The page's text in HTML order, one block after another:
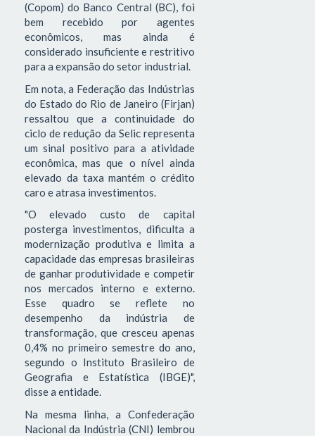
(Copom) do Banco Central (BC), foi
bem recebido por agentes
econômicos, mas ainda é
considerado insuficiente e restritivo
para a expansão do setor industrial.
Em nota, a Federação das Indústrias
do Estado do Rio de Janeiro (Firjan)
ressaltou que a continuidade do
ciclo de redução da Selic representa
um sinal positivo para a atividade
econômica, mas que o nível ainda
elevado da taxa mantém o crédito
caro e atrasa investimentos.
"O elevado custo de capital
posterga investimentos, dificulta a
modernização produtiva e limita a
capacidade das empresas brasileiras
de ganhar produtividade e competir
nos mercados interno e externo.
Esse quadro se reflete no
desempenho da indústria de
transformação, que cresceu apenas
0,4% no primeiro semestre do ano,
segundo o Instituto Brasileiro de
Geografia e Estatística (IBGE)",
disse a entidade.
Na mesma linha, a Confederação
Nacional da Indústria (CNI) lembrou